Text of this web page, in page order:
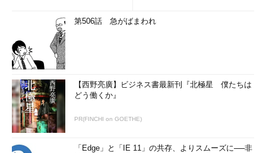
第506話 急がばまわれ
【西野亮廣】ビジネス書最新刊『北極星 僕たちは
どう働くか』
PR(FINCHI on GOETHE)
「Edge」と「IE 11」の共存、よりスムーズに──非